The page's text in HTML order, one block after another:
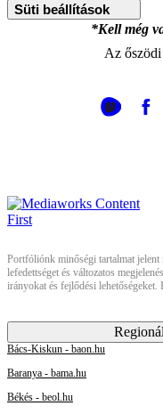
Süti beállítások
*Kell még
Az őszödi
Portfóliónk minőségi tartalmat jelent
lefedettséget és változatos
irányokat és fejlődési lehetőségeket.
Bács-Kiskun - baon.hu
Baranya - bama.hu
Békés - beol.hu